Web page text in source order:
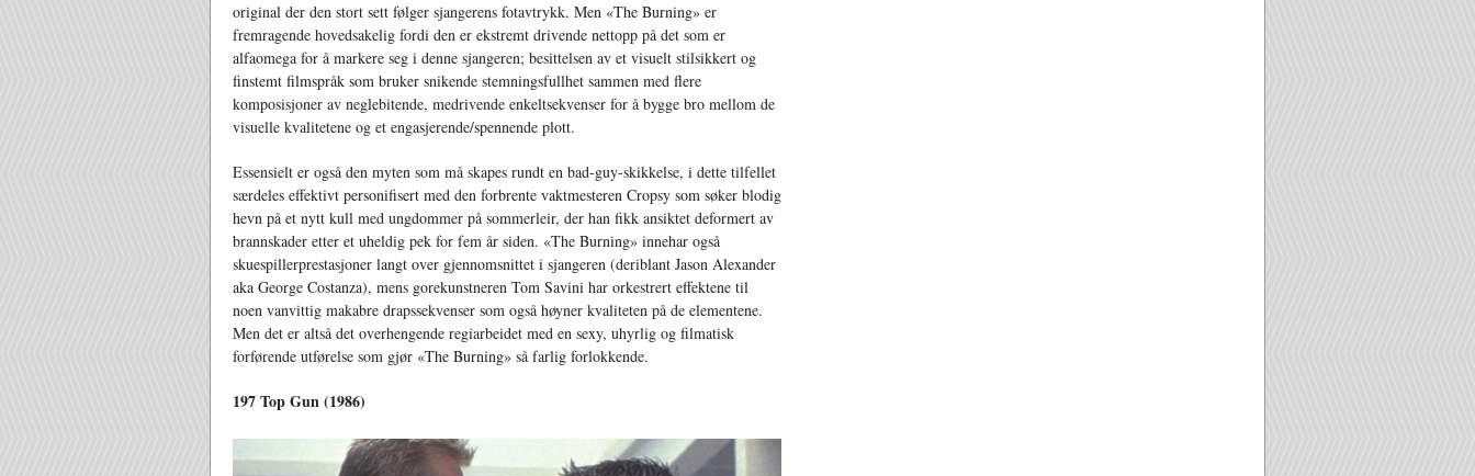
original der den stort sett følger sjangerens fotavtrykk. Men «The Burning» er
fremragende hovedsakelig fordi den er ekstremt drivende nettopp på det som er
alfaomega for å markere seg i denne sjangeren; besittelsen av et visuelt stilsikkert og
finstemt filmspråk som bruker snikende stemningsfullhet sammen med flere
komposisjoner av neglebitende, medrivende enkeltsekvenser for å bygge bro mellom de
visuelle kvalitetene og et engasjerende/spennende plott.
Essensielt er også den myten som må skapes rundt en bad-guy-skikkelse, i dette tilfellet
særdeles effektivt personifisert med den forbrente vaktmesteren Cropsy som søker blodig
hevn på et nytt kull med ungdommer på sommerleir, der han fikk ansiktet deformert av
brannskader etter et uheldig pek for fem år siden. «The Burning» innehar også
skuespillerprestasjoner langt over gjennomsnittet i sjangeren (deriblant Jason Alexander
aka George Costanza), mens gorekunstneren Tom Savini har orkestrert effektene til
noen vanvittig makabre drapssekvenser som også høyner kvaliteten på de elementene.
Men det er altså det overhengende regiarbeidet med en sexy, uhyrlig og filmatisk
forførende utførelse som gjør «The Burning» så farlig forlokkende.
197 Top Gun (1986)